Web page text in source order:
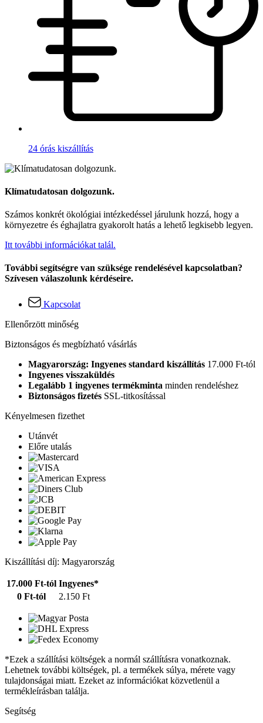
24 órás kiszállítás
Klímatudatosan dolgozunk.
Számos konkrét ökológiai intézkedéssel járulunk hozzá, hogy a
környezetre és éghajlatra gyakorolt hatás a lehető legkisebb legyen.
Itt további információkat talál.
További segítségre van szüksége rendelésével kapcsolatban?
Szívesen válaszolunk kérdéseire.
Kapcsolat
Ellenőrzött minőség
Biztonságos és megbízható vásárlás
Magyarország: Ingyenes standard kiszállítás 17.000 Ft-tól
Ingyenes visszaküldés
Legalább 1 ingyenes termékminta minden rendeléshez
Biztonságos fizetés SSL-titkosítással
Kényelmesen fizethet
Utánvét
Előre utalás
Kiszállítási díj: Magyarország
17.000 Ft-tól Ingyenes*
0 Ft-tól
2.150 Ft
*Ezek a szállítási költségek a normál szállításra vonatkoznak.
Lehetnek további költségek, pl. a termékek súlya, mérete vagy
tulajdonságai miatt. Ezeket az információkat közvetlenül a
termékleírásban találja.
Segítség